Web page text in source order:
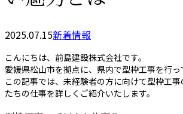
2025.07.15新着情報
こんにちは、前島建設株式会社です。
愛媛県松山市を拠点に、県内で型枠工事を行っ
この記事では、未経験者の方に向けて型枠工
たちの仕事を詳しくご紹介いたします。